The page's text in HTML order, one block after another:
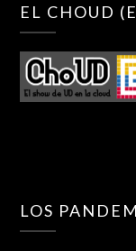
EL CHOUD
LOS